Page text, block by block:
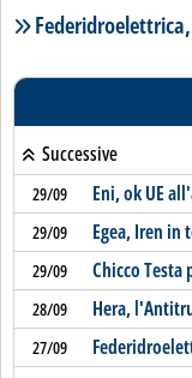
Lista notizie
Successive
29/09 Eni, ok UE
29/09 Egea, Iren in
29/09 Chicco
28/09 Hera,
27/09